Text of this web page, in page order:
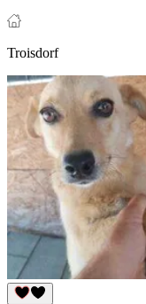
Troisdorf